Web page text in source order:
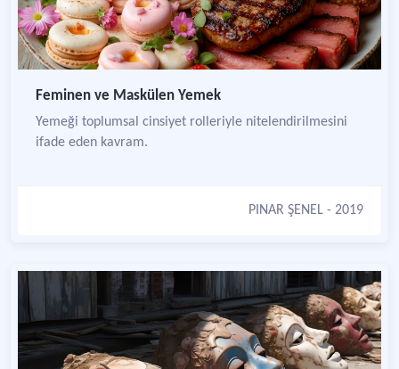
Feminen ve Maskülen Yemek
Yemeği toplumsal cinsiyet rolleriyle nitelendirilmesini
ifade eden kavram.
PINAR ŞENEL - 2019